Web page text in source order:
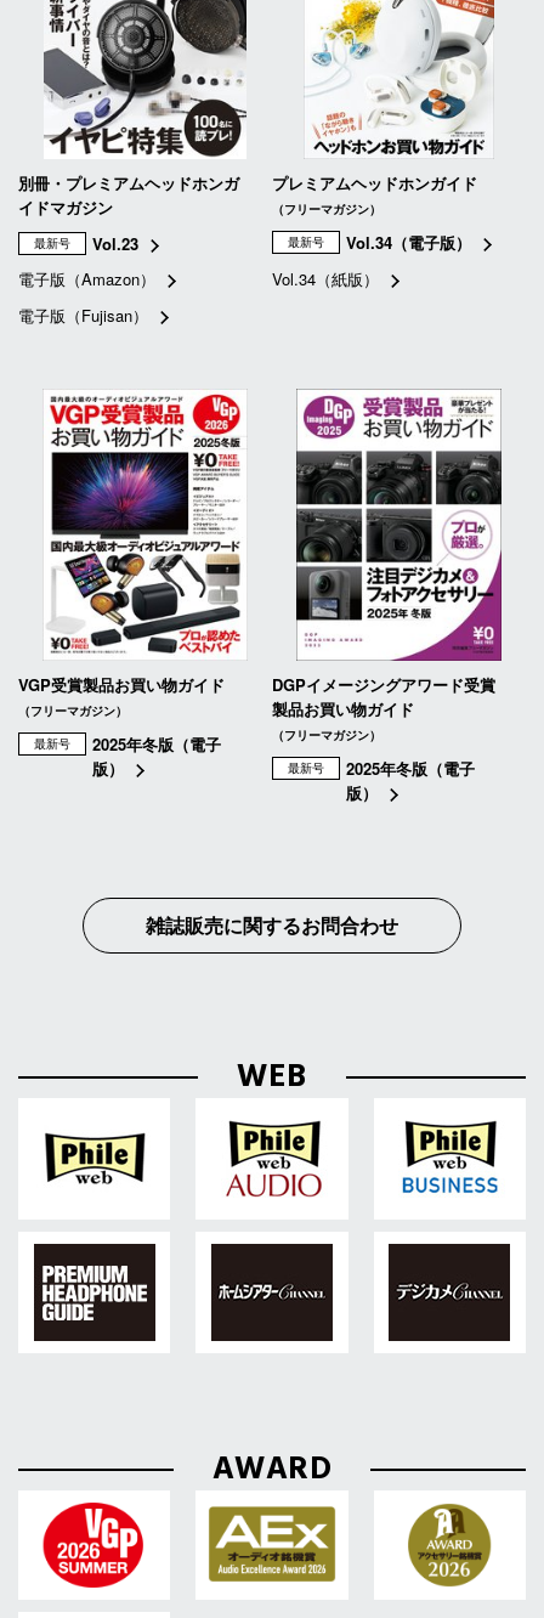
別冊・プレミアムヘッドホンガ
イドマガジン
最新号
Vol.23
電子版（Amazon）
電子版（Fujisan）
プレミアムヘッドホンガイド
（フリーマガジン）
最新号
Vol.34（電子版）
Vol.34（紙版）
VGP受賞製品お買い物ガイド
（フリーマガジン）
最新号
2025年冬版（電子
版）
DGPイメージングアワード受賞
製品お買い物ガイド
（フリーマガジン）
最新号
2025年冬版（電子
版）
雑誌販売に関するお問合わせ
WEB
AWARD